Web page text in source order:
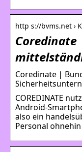
http s://bvms.net ›
Coredinate
Coredinate |
COREDINATE
Android-
also ein
Personal